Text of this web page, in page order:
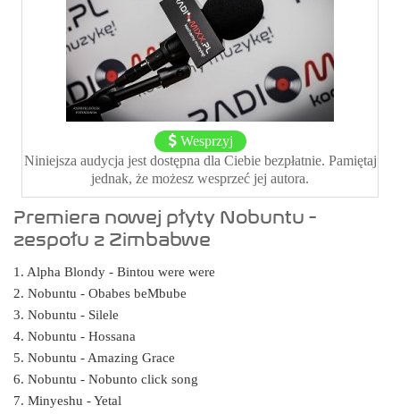
Wesprzyj
Niniejsza audycja jest dostępna dla Ciebie bezpłatnie. Pamiętaj
jednak, że możesz wesprzeć jej autora.
Premiera nowej płyty Nobuntu -
zespołu z Zimbabwe
1. Alpha Blondy - Bintou were were
2. Nobuntu - Obabes beMbube
3. Nobuntu - Silele
4. Nobuntu - Hossana
5. Nobuntu - Amazing Grace
6. Nobuntu - Nobunto click song
7. Minyeshu - Yetal